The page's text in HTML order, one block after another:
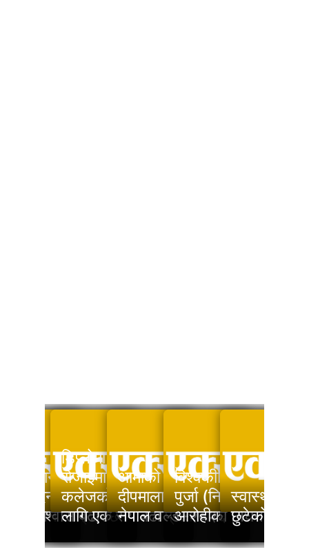
भत्ता विवादमा निजी
स्पष्ट
र स्वास्थ्य
नगर्न आग्रह
‘स्तनपानले महिलाको सौन्दर्य
घटाउँदैन, स्वास्थ्य र
आत्मविश्वास बढाउँछ’
डिप्लोमा इन्जिनियरहरूको
रोजाइमा नेपाल इन्जिनियरिङ
कलेजको विडिएच, ४८ सिटका
लागि एक सय बढी प्रतिस्पर्धी
आमाको अधुरो सपना पुरा गर्दै
दीपमाला ढकाल बनिन् मिस
नेपाल वर्ल्ड–२०२६
विश्वकीर्तिमानी आरोही
पुर्जा (निम्स दाइ)
आरोहीको निधन
स्वास्थ्य
छुटेको एउटा